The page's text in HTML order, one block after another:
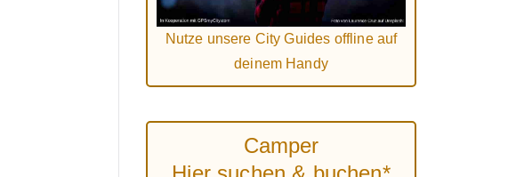
Nutze unsere City Guides offline auf
deinem Handy
Camper